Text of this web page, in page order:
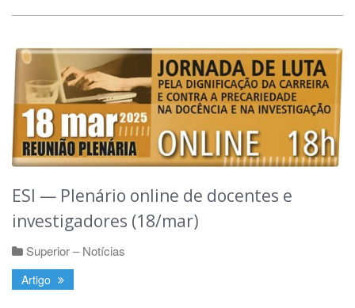
ESI — Plenário online de docentes e
investigadores (18/mar)
Superior – Notícias
Artigo